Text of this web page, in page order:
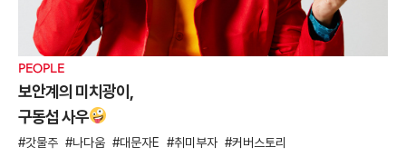
PEOPLE
보안계의 미치광이,
구동섭 사우
갓물주 나다움 대문자E 취미부자 커버스토리